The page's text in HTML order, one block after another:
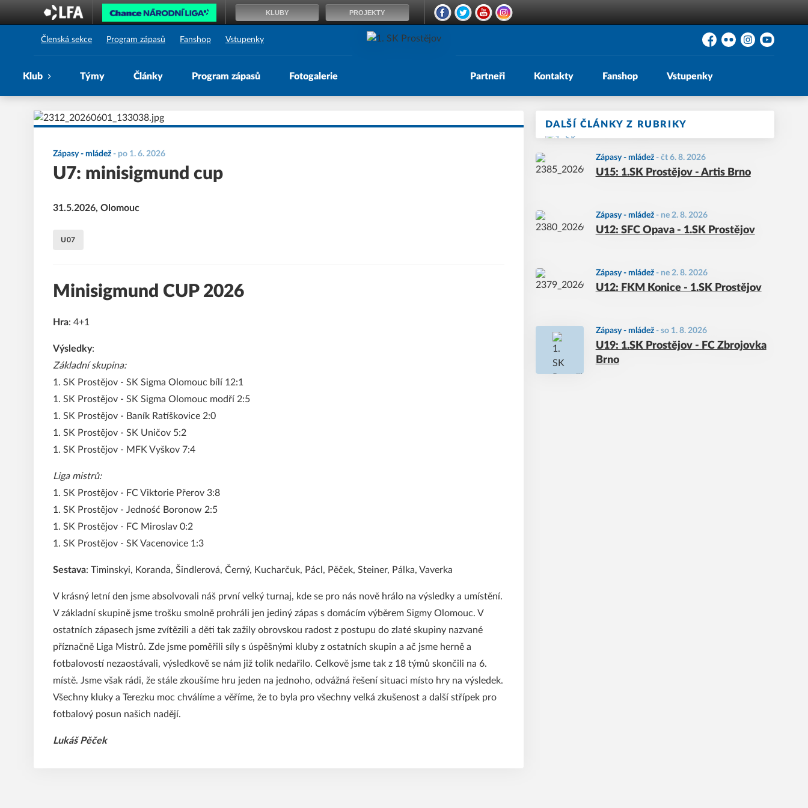
Členská sekce Program zápasů Fanshop Vstupenky
Facebook
Flickr Instagram
YouTube
Klub Týmy Články Program zápasů Fotogalerie Partneři Kontakty Fanshop Vstupenky
DALŠÍ ČLÁNKY Z RUBRIKY
Zápasy - mládež- čt 6. 8. 2026
U15: 1.SK Prostějov - Artis Brno
Zápasy - mládež- ne 2. 8. 2026
U12: SFC Opava - 1.SK Prostějov
Zápasy - mládež- ne 2. 8. 2026
U12: FKM Konice - 1.SK Prostějov
Zápasy - mládež- so 1. 8. 2026
U19: 1.SK Prostějov - FC Zbrojovka
Brno
Zápasy - mládež - po 1. 6. 2026
U7: minisigmund cup
31.5.2026, Olomouc
U07
Minisigmund CUP 2026
Hra: 4+1
Výsledky:
Základní skupina:
1. SK Prostějov - SK Sigma Olomouc bílí 12:1
1. SK Prostějov - SK Sigma Olomouc modří 2:5
1. SK Prostějov - Baník Ratíškovice 2:0
1. SK Prostějov - SK Uničov 5:2
1. SK Prostějov - MFK Vyškov 7:4
Liga mistrů:
1. SK Prostějov - FC Viktorie Přerov 3:8
1. SK Prostějov - Jedność Boronow 2:5
1. SK Prostějov - FC Miroslav 0:2
1. SK Prostějov - SK Vacenovice 1:3
Sestava: Timinskyi, Koranda, Šindlerová, Černý, Kucharčuk, Pácl, Pěček, Steiner, Pálka, Vaverka
V krásný letní den jsme absolvovali náš první velký turnaj, kde se pro nás nově hrálo na výsledky a umístění.
V základní skupině jsme trošku smolně prohráli jen jediný zápas s domácím výběrem Sigmy Olomouc. V
ostatních zápasech jsme zvítězili a děti tak zažily obrovskou radost z postupu do zlaté skupiny nazvané
příznačně Liga Mistrů. Zde jsme poměřili síly s úspěšnými kluby z ostatních skupin a ač jsme herně a
fotbalovostí nezaostávali, výsledkově se nám již tolik nedařilo. Celkově jsme tak z 18 týmů skončili na 6.
místě. Jsme však rádi, že stále zkoušíme hru jeden na jednoho, odvážná řešení situaci místo hry na výsledek.
Všechny kluky a Terezku moc chválíme a věříme, že to byla pro všechny velká zkušenost a další střípek pro
fotbalový posun našich nadějí.
Lukáš Pěček
KLUBY PROJEKTY